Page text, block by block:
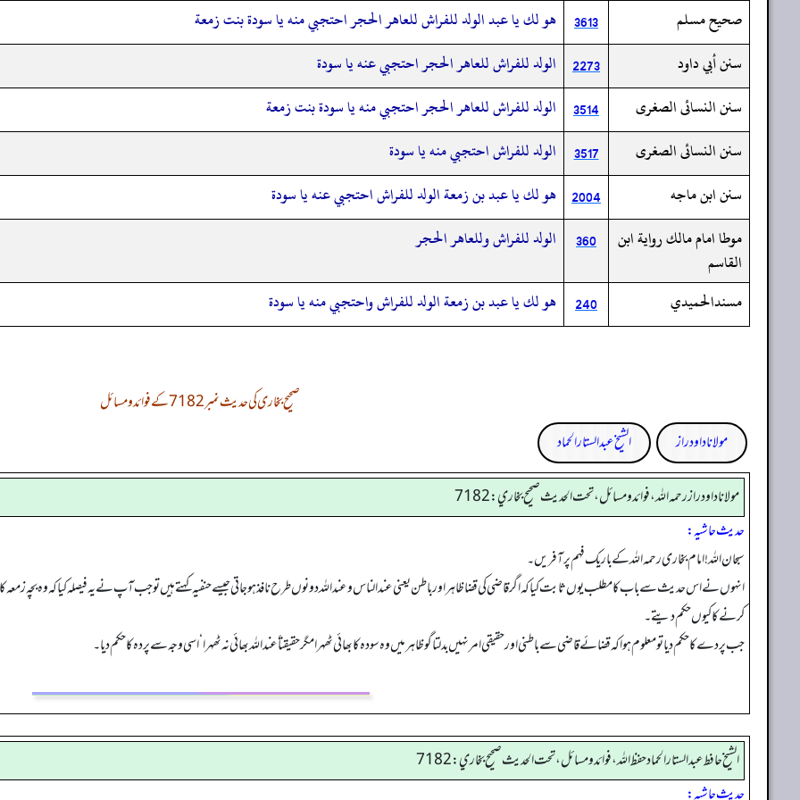
صحيح مسلم
3613
هو لك يا عبد الولد للفراش للعاهر الحجر احتجبي منه يا سودة بنت زمعة
سنن أبي داود
2273 الولد للفراش للعاهر الحجر احتجبي عنه يا سودة
سنن النسائى الصغرى
3514
الولد للفراش للعاهر الحجر احتجبي منه يا سودة بنت زمعة
سنن النسائى الصغرى
3517
الولد للفراش احتجبي منه يا سودة
سنن ابن ماجه
2004 هو لك يا عبد بن زمعة الولد للفراش احتجبي عنه يا سودة
موطا امام مالك رواية ابن
القاسم
360 الولد للفراش وللعاهر الحجر
مسندالحميدي 240 هو لك يا عبد بن زمعة الولد للفراش واحتجبي منه يا سودة
صحیح بخاری کی حدیث نمبر 7182 کے فوائد و مسائل
مولانا داود راز
الشیخ عبدالستار الحماد
مولانا داود راز رحمه الله، فوائد و مسائل، تحت الحديث صحيح بخاري: 7182
حدیث حاشیہ:
سبحان اللہ! امام بخاری رحمہ اللہ کے باریک فہم پر آفریں۔
انہوں نے اس حدیث سے باب کا مطلب یوں ثابت کیا کہ اگر قاضی کی قضا ظاہر اور باطن یعنی عند الناس وعند اللہ دونوں طرح نافذ ہو جاتی جیسے حنفیہ کہتے ہیں تو جب آپ نے یہ فیصلہ کیا کہ وہ بچہ
کرنے کا کیوں حکم دیتے۔
جب پردے کا حکم دیا تو معلوم ہوا کہ قضائے قاضی سے باطنی اور حقیقی امر نہیں بدلتا گو ظاہر میں وہ سودہ کا بھائی ٹھہرا مگر حقیقتاًعند اللہ بھائی نہ ٹھہرا‘ اسی وجہ سے پردہ کا حکم دیا۔
الشيخ حافط عبدالستار الحماد حفظ الله، فوائد و مسائل، تحت الحديث صحيح بخاري:7182
حدیث حاشیہ: